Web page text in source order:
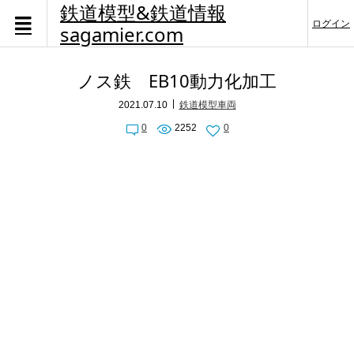
鉄道模型&鉄道情報
sagamier.com
ログイン
ノス鉄 EB10動力化加工
2021.07.10 鉄道模型車両
0 2252 0